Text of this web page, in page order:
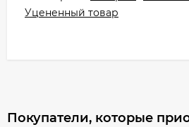
Уцененный товар
Покупатели, которые